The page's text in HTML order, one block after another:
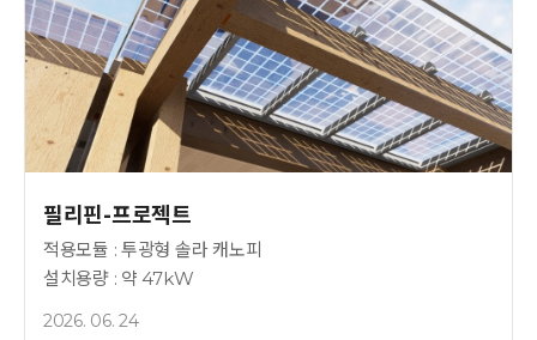
필리핀-프로젝트
적용모듈 : 투광형 솔라 캐노피
설치용량 : 약 47kW
2026. 06. 24